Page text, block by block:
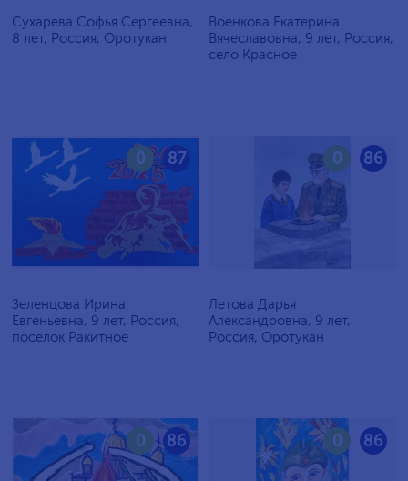
Сухарева Софья Сергеевна,
8 лет, Россия, Оротукан
Военкова Екатерина
Вячеславовна, 9 лет, Россия,
село Красное
87
0
Зеленцова Ирина
Евгеньевна, 9 лет, Россия,
поселок Ракитное
86
0
Летова Дарья
Александровна, 9 лет,
Россия, Оротукан
86
0 86
0